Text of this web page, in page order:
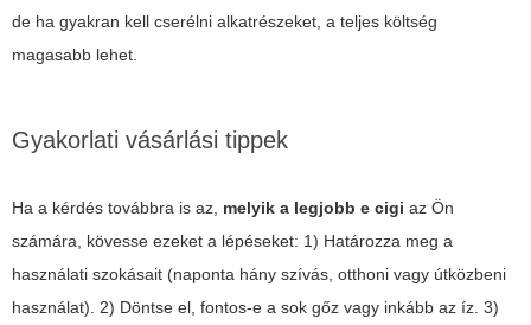
de ha gyakran kell cserélni alkatrészeket, a teljes költség
magasabb lehet.
Gyakorlati vásárlási tippek
Ha a kérdés továbbra is az, melyik a legjobb e cigi az Ön
számára, kövesse ezeket a lépéseket: 1) Határozza meg a
használati szokásait (naponta hány szívás, otthoni vagy útközbeni
használat). 2) Döntse el, fontos-e a sok gőz vagy inkább az íz. 3)